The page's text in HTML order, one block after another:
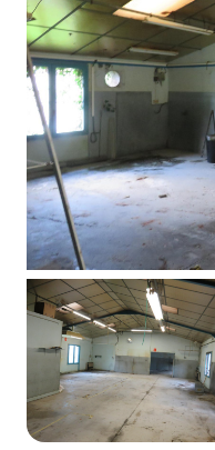
E-mail
Qui
sommes-
nous
Blog